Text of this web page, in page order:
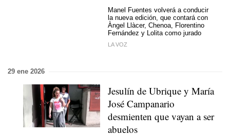
Manel Fuentes volverá a conducir
la nueva edición, que contará con
Àngel Llàcer, Chenoa, Florentino
Fernández y Lolita como jurado
LA VOZ
29 ene 2026
Jesulín de Ubrique y María
José Campanario
desmienten que vayan a ser
abuelos